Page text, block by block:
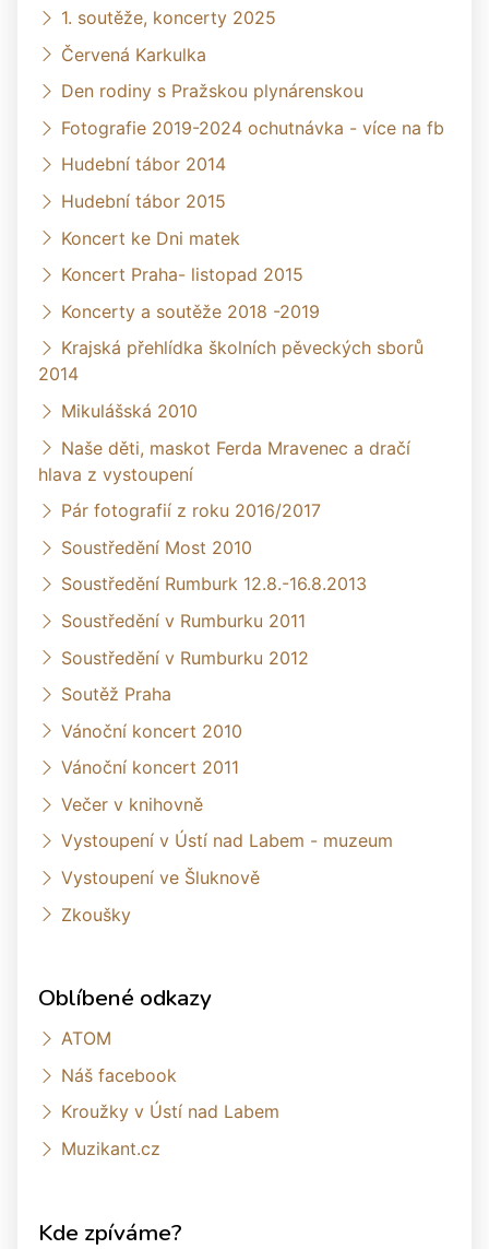
1. soutěže, koncerty 2025
Červená Karkulka
Den rodiny s Pražskou plynárenskou
Fotografie 2019-2024 ochutnávka - více na fb
Hudební tábor 2014
Hudební tábor 2015
Koncert ke Dni matek
Koncert Praha- listopad 2015
Koncerty a soutěže 2018 -2019
Krajská přehlídka školních pěveckých sborů
2014
Mikulášská 2010
Naše děti, maskot Ferda Mravenec a dračí
hlava z vystoupení
Pár fotografií z roku 2016/2017
Soustředění Most 2010
Soustředění Rumburk 12.8.-16.8.2013
Soustředění v Rumburku 2011
Soustředění v Rumburku 2012
Soutěž Praha
Vánoční koncert 2010
Vánoční koncert 2011
Večer v knihovně
Vystoupení v Ústí nad Labem - muzeum
Vystoupení ve Šluknově
Zkoušky
Oblíbené odkazy
ATOM
Náš facebook
Kroužky v Ústí nad Labem
Muzikant.cz
Kde zpíváme?